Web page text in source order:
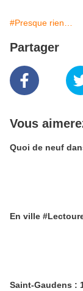
#Presque rien…
Partager
Vous
Quoi de neuf
En ville
Saint-Gaudens :